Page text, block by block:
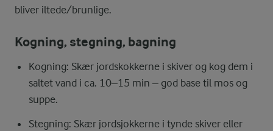
bliver iltede/brunlige.
Kogning, stegning, bagning
Kogning: Skær jordskokkerne i skiver og kog dem i
saltet vand i ca. 10–15 min – god base til mos og
suppe.
Stegning: Skær jordsjokkerne i tynde skiver eller